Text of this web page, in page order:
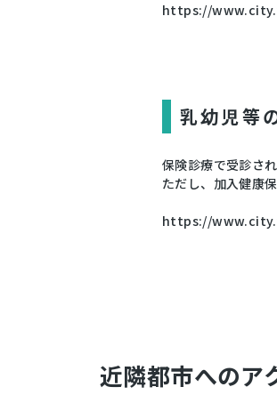
https://
乳幼児等
保険診療で受診さ
ただし、加入健康
https://
近隣都市へのア